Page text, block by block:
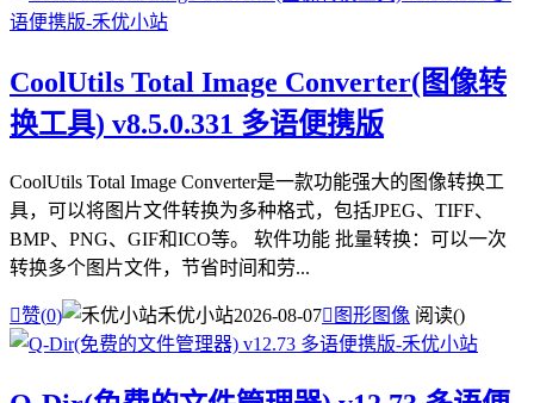
CoolUtils Total Image Converter(图像转
换工具) v8.5.0.331 多语便携版
CoolUtils Total Image Converter是一款功能强大的图像转换工
具，可以将图片文件转换为多种格式，包括JPEG、TIFF、
BMP、PNG、GIF和ICO等。 软件功能 批量转换：可以一次
转换多个图片文件，节省时间和劳...
赞(0) 禾优小站2026-08-07 图形图像 阅读()